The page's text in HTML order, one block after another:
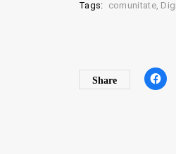
Tags: comunitate
Share C
l